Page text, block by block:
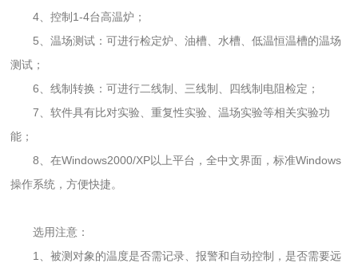
4、控制1-4台高温炉；
5、温场测试：可进行检定炉、油槽、水槽、低温恒温槽的温场
测试；
6、线制转换：可进行二线制、三线制、四线制电阻检定；
7、软件具有比对实验、重复性实验、温场实验等相关实验功
能；
8、在Windows2000/XP以上平台，全中文界面，标准Windows
操作系统，方便快捷。
选用注意：
1、被测对象的温度是否需记录、报警和自动控制，是否需要远